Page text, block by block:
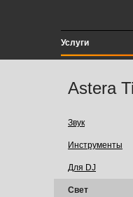
Услуги
Astera
Звук
Инструменты
Для DJ
Свет